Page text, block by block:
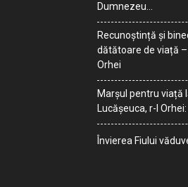
Dumnezeu…
Recunoștință și
dătătoare de viață
Orhei
Marșul pentru viață
Lucășeuca, r-l
Învierea Fiului